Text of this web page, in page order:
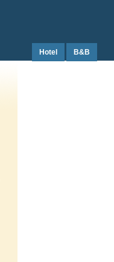
Hotel B&B